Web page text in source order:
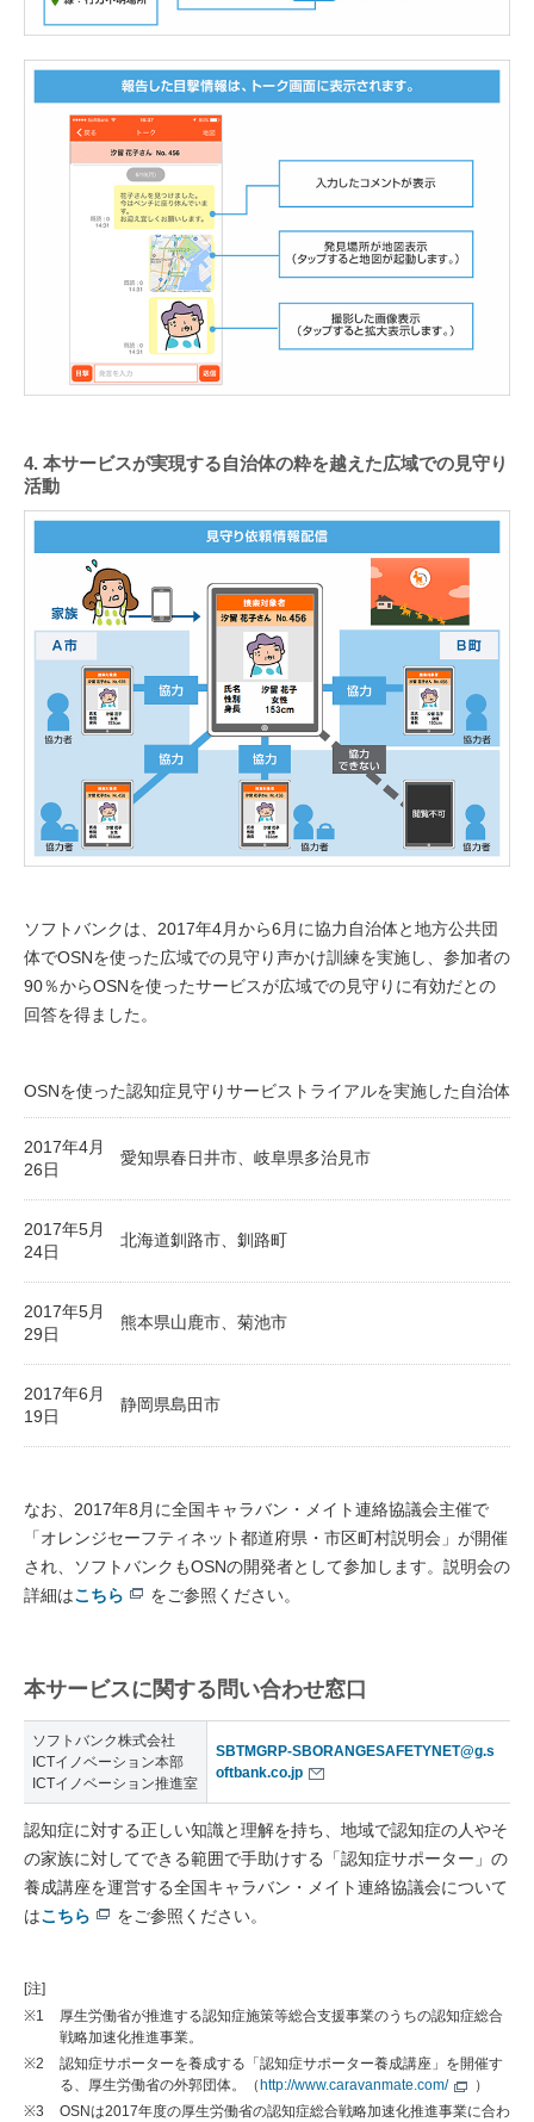
4. 本サービスが実現する自治体の粋を越えた広域での見守り
活動
ソフトバンクは、2017年4月から6月に協力自治体と地方公共団
体でOSNを使った広域での見守り声かけ訓練を実施し、参加者の
90％からOSNを使ったサービスが広域での見守りに有効だとの
回答を得ました。
OSNを使った認知症見守りサービストライアルを実施した自治体
2017年4月
26日
愛知県春日井市、岐阜県多治見市
2017年5月
24日
北海道釧路市、釧路町
2017年5月
29日
熊本県山鹿市、菊池市
2017年6月
19日
静岡県島田市
なお、2017年8月に全国キャラバン・メイト連絡協議会主催で
「オレンジセーフティネット都道府県・市区町村説明会」が開催
され、ソフトバンクもOSNの開発者として参加します。説明会の
詳細はこちら をご参照ください。
本サービスに関する問い合わせ窓口
ソフトバンク株式会社
ICTイノベーション本部
ICTイノベーション推進室
SBTMGRP-SBORANGESAFETYNET@g.s
oftbank.co.jp
認知症に対する正しい知識と理解を持ち、地域で認知症の人やそ
の家族に対してできる範囲で手助けする「認知症サポーター」の
養成講座を運営する全国キャラバン・メイト連絡協議会について
はこちら をご参照ください。
[注]
※1
厚生労働省が推進する認知症施策等総合支援事業のうちの認知症総合
戦略加速化推進事業。
※2
認知症サポーターを養成する「認知症サポーター養成講座」を開催す
る、厚生労働省の外郭団体。（http://www.caravanmate.com/
）
※3
OSNは2017年度の厚生労働省の認知症総合戦略加速化推進事業に合わ